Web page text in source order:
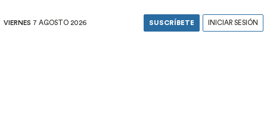
VIERNES 7 AGOSTO 2026 SUSCRÍBETE INICIAR SESIÓN